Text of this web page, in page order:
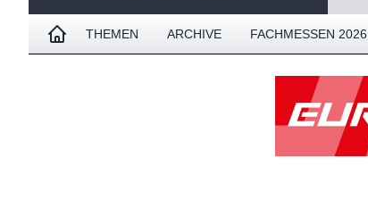
THEMEN ARCHIVE FACHMESSEN 2026